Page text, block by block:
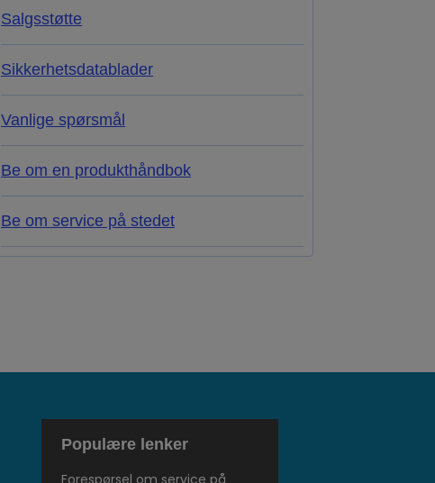
Salgsstøtte
Sikkerhetsdatablader
Vanlige spørsmål
Be om en produkthåndbok
Be om service på stedet
Populære lenker